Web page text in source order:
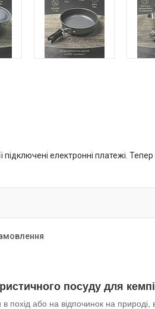
підключені електронні платежі.
посуду для
похід або на відпочинок на природі,